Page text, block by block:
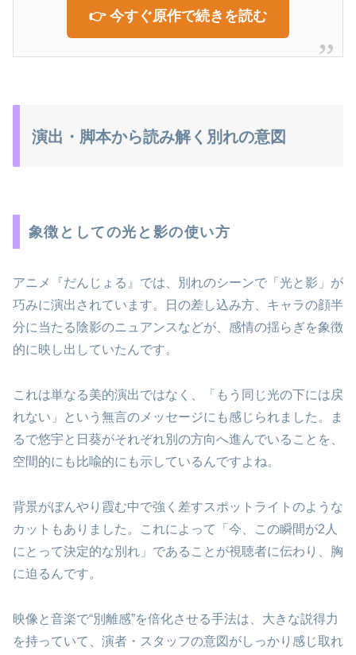
👉 今すぐ原作で続きを読む
演出・脚本から読み解く別れの意図
象徴としての光と影の使い方
アニメ『だんじょる』では、別れのシーンで「光と影」が
巧みに演出されています。日の差し込み方、キャラの顔半
分に当たる陰影のニュアンスなどが、感情の揺らぎを象徴
的に映し出していたんです。
これは単なる美的演出ではなく、「もう同じ光の下には戻
れない」という無言のメッセージにも感じられました。ま
るで悠宇と日葵がそれぞれ別の方向へ進んでいることを、
空間的にも比喩的にも示しているんですよね。
背景がぼんやり霞む中で強く差すスポットライトのような
カットもありました。これによって「今、この瞬間が2人
にとって決定的な別れ」であることが視聴者に伝わり、胸
に迫るんです。
映像と音楽で“別離感”を倍化させる手法は、大きな説得力
を持っていて、演者・スタッフの意図がしっかり感じ取れ